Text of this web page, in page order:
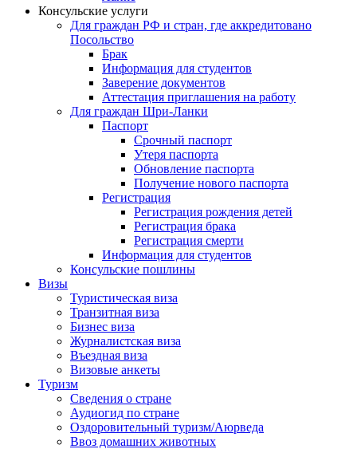
Консульские услуги
Для граждан РФ и стран, где аккредитовано
Посольство
Брак
Информация для студентов
Заверение документов
Аттестация приглашения на работу
Для граждан Шри-Ланки
Паспорт
Срочный паспорт
Утеря паспорта
Обновление паспорта
Получение нового паспорта
Регистрация
Регистрация рождения детей
Регистрация брака
Регистрация смерти
Информация для студентов
Консульские пошлины
Визы
Туристическая виза
Транзитная виза
Бизнес виза
Журналистская виза
Въездная виза
Визовые анкеты
Туризм
Сведения о стране
Аудиогид по стране
Оздоровительный туризм/Аюрведа
Ввоз домашних животных